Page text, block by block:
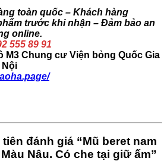
toàn quốc – Khách hàng
trước khi nhận – Đảm bảo an
online.
555 89 91
M3 Chung cư Viện bỏng Quốc Gia
Nội
đánh giá “Mũ beret nam
Nâu. Có che tại giữ ấm”